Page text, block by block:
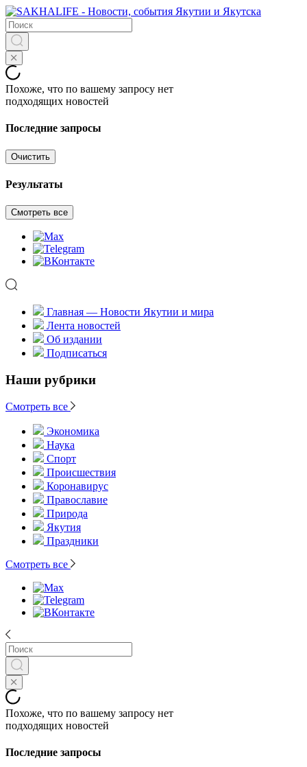
Похоже, что по вашему запросу нет
подходящих новостей
Последние запросы
Очистить
Результаты
Смотреть все
Главная — Новости Якутии и мира
Лента новостей
Об издании
Подписаться
Наши рубрики
Смотреть все
Экономика
Наука
Спорт
Происшествия
Коронавирус
Православие
Природа
Якутия
Праздники
Смотреть все
Похоже, что по вашему запросу нет
подходящих новостей
Последние запросы